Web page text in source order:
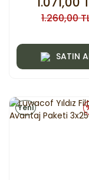
1.260,00
SATIN
Yeni